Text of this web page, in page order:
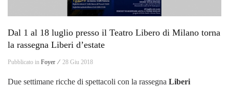
Dal 1 al 18 luglio presso il Teatro Libero di Milano torna
la rassegna Liberi d’estate
Pubblicato in Foyer ⁄ 28 Giu 2018
Due settimane ricche di spettacoli con la rassegna Liberi